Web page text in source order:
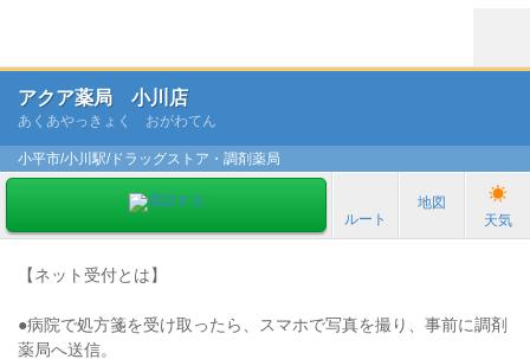
アクア薬局 小川店
あくあやっきょく おがわてん
小平市/小川駅/ドラッグストア・調剤薬局
ルート
地図
天気
【ネット受付とは】
●病院で処方箋を受け取ったら、スマホで写真を撮り、事前に調剤
薬局へ送信。